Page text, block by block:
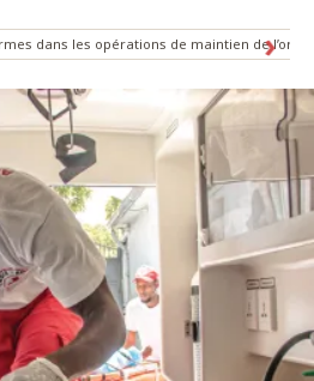
dans les opérations de maintien de l’ordre